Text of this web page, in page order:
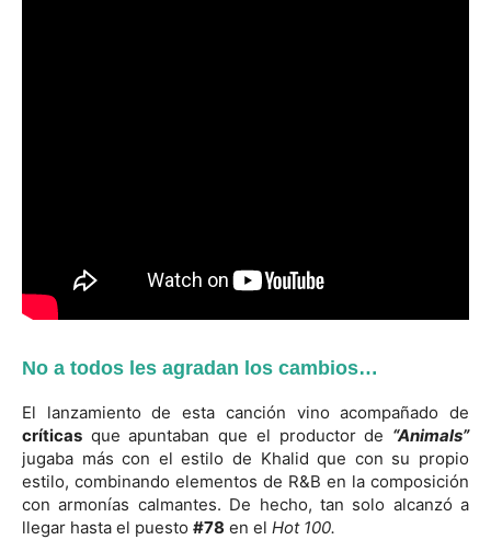
No a todos les agradan los cambios…
El lanzamiento de esta canción vino acompañado de
críticas que apuntaban que el productor de “Animals”
jugaba más con el estilo de Khalid que con su propio
estilo, combinando elementos de R&B en la composición
con armonías calmantes. De hecho, tan solo alcanzó a
llegar hasta el puesto #78 en el Hot 100.